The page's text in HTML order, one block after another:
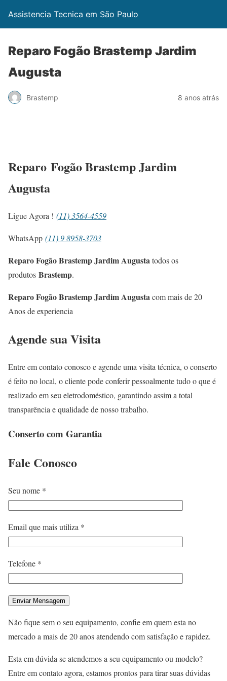
Assistencia Tecnica em São Paulo
Reparo Fogão Brastemp Jardim
Augusta
Brastemp 8 anos atrás
Reparo Fogão Brastemp Jardim
Augusta
Ligue Agora ! (11) 3564-4559
WhatsApp (11) 9 8958-3703
Reparo Fogão Brastemp Jardim Augustatodos os
produtos Brastemp.
Reparo Fogão Brastemp Jardim Augustacom mais de 20
Anos de experiencia
Agende sua Visita
Entre em contato conosco e agende uma visita técnica, o conserto
é feito no local, o cliente pode conferir pessoalmente tudo o que é
realizado em seu eletrodoméstico, garantindo assim a total
transparência e qualidade de nosso trabalho.
Conserto com Garantia
Fale Conosco
Seu nome *
Email que mais utiliza *
Telefone *
Não fique sem o seu equipamento, confie em quem esta no
mercado a mais de 20 anos atendendo com satisfação e rapidez.
Esta em dúvida se atendemos a seu equipamento ou modelo?
Entre em contato agora, estamos prontos para tirar suas dúvidas